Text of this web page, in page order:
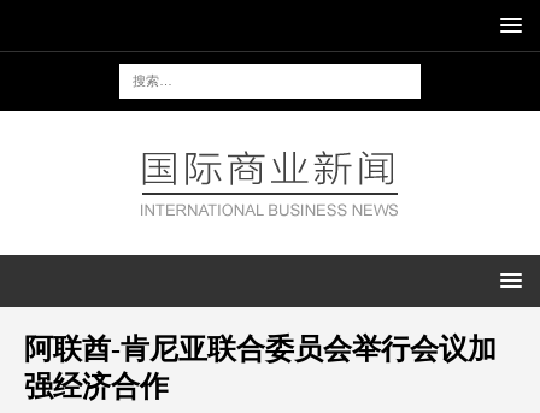
阿联酋-肯尼亚联合委员会举行会议加
强经济合作